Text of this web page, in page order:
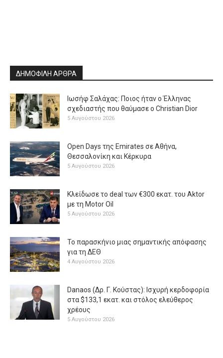
ΔΗΜΟΦΙΛΗ ΑΡΘΡΑ
Ιωσήφ Σαλάχας: Ποιος ήταν ο Έλληνας
σχεδιαστής που θαύμασε ο Christian Dior
5 Αυγούστου 2026
Open Days της Emirates σε Αθήνα,
Θεσσαλονίκη και Κέρκυρα
5 Αυγούστου 2026
Κλείδωσε το deal των €300 εκατ. του Aktor
με τη Μotor Oil
5 Αυγούστου 2026
Το παρασκήνιο μιας σημαντικής απόφασης
για τη ΔΕΘ
4 Αυγούστου 2026
Danaos (Δρ. Γ. Κούστας): Ισχυρή κερδοφορία
στα $133,1 εκατ. και στόλος ελεύθερος
χρέους
5 Αυγούστου 2026